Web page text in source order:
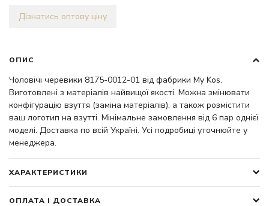
Дізнатись оптову ціну
ОПИС
Чоловічі черевики 8175-0012-01 від фабрики My Kos.
Виготовлені з матеріалів найвищої якості. Можна змінювати
конфігурацію взуття (заміна матеріалів), а також розмістити
ваш логотип на взутті. Мінімальне замовлення від 6 пар однієї
моделі. Доставка по всій Україні. Усі подробиці уточнюйте у
менеджера.
ХАРАКТЕРИСТИКИ
ОПЛАТА І ДОСТАВКА